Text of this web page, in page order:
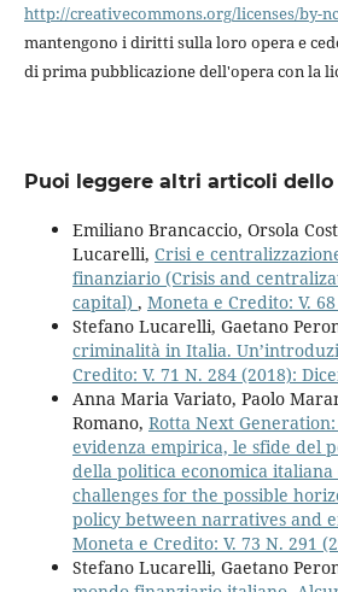
http://creativecommons.org/licenses/by-
mantengono i diritti sulla loro opera e
di prima pubblicazione dell'opera con la
Puoi leggere altri articoli
Emiliano Brancaccio, Orsola
Lucarelli, Crisi e
finanziario (Crisis and
capital) , Moneta e Credito: V.
Stefano Lucarelli, Gaetano
criminalità in Italia.
Credito: V. 71 N. 284 (2018):
Anna Maria Variato, Paolo
Romano, Rotta Next
evidenza empirica, le sfide del
della politica economica
challenges for the possible
policy between narratives and
Moneta e Credito: V. 73 N. 291
Stefano Lucarelli, Gaetano